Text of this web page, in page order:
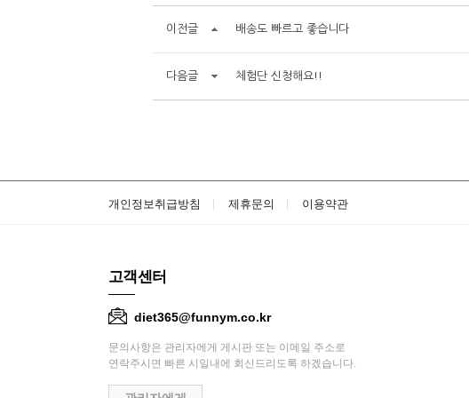
이전글 배송도 빠르고 좋습니다
다음글 체험단 신청해요!!
개인정보취급방침 제휴문의 이용약관
고객센터
diet365@funnym.co.kr
문의사항은 관리자에게 게시판 또는 이메일 주소로
연락주시면 빠른 시일내에 회신드리도록 하겠습니다.